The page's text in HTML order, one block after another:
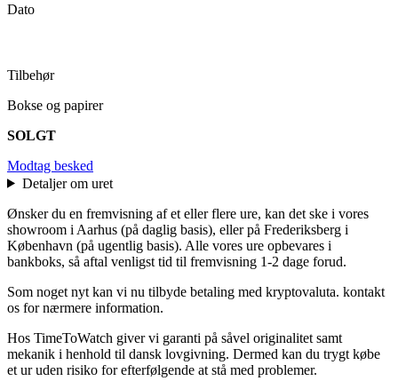
Dato
Tilbehør
Bokse og papirer
SOLGT
Modtag besked
Detaljer om uret
Ønsker du en fremvisning af et eller flere ure, kan det ske i vores
showroom i Aarhus (på daglig basis), eller på Frederiksberg i
København (på ugentlig basis). Alle vores ure opbevares i
bankboks, så aftal venligst tid til fremvisning 1-2 dage forud.
Som noget nyt kan vi nu tilbyde betaling med kryptovaluta. kontakt
os for nærmere information.
Hos TimeToWatch giver vi garanti på såvel originalitet samt
mekanik i henhold til dansk lovgivning. Dermed kan du trygt købe
et ur uden risiko for efterfølgende at stå med problemer.